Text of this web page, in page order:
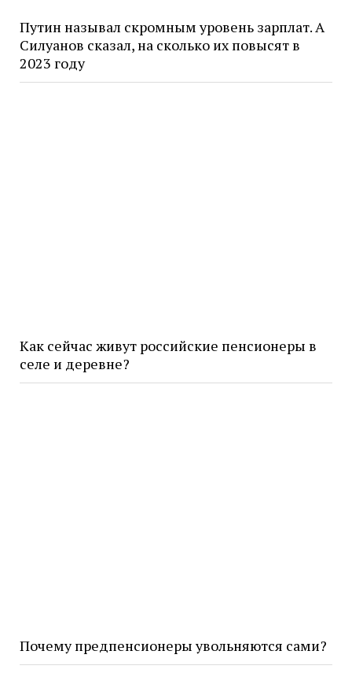
Путин называл скромным уровень зарплат. А
Силуанов сказал, на сколько их повысят в
2023 году
Как сейчас живут российские пенсионеры в
селе и деревне?
Почему предпенсионеры увольняются сами?